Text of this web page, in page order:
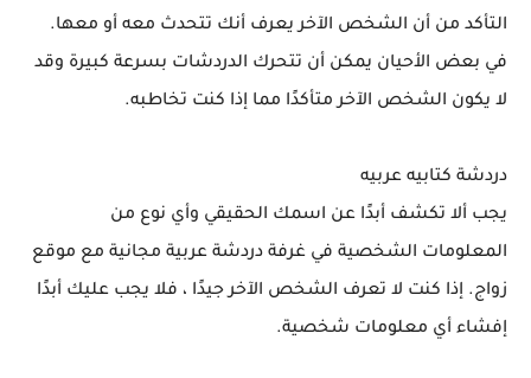
التأكد من أن الشخص الآخر يعرف أنك تتحدث معه أو معها.
في بعض الأحيان يمكن أن تتحرك الدردشات بسرعة كبيرة وقد
لا يكون الشخص الآخر متأكدًا مما إذا كنت تخاطبه.
دردشة كتابيه عربيه
يجب ألا تكشف أبدًا عن اسمك الحقيقي وأي نوع من
المعلومات الشخصية في غرفة دردشة عربية مجانية مع موقع
زواج. إذا كنت لا تعرف الشخص الآخر جيدًا ، فلا يجب عليك أبدًا
إفشاء أي معلومات شخصية.